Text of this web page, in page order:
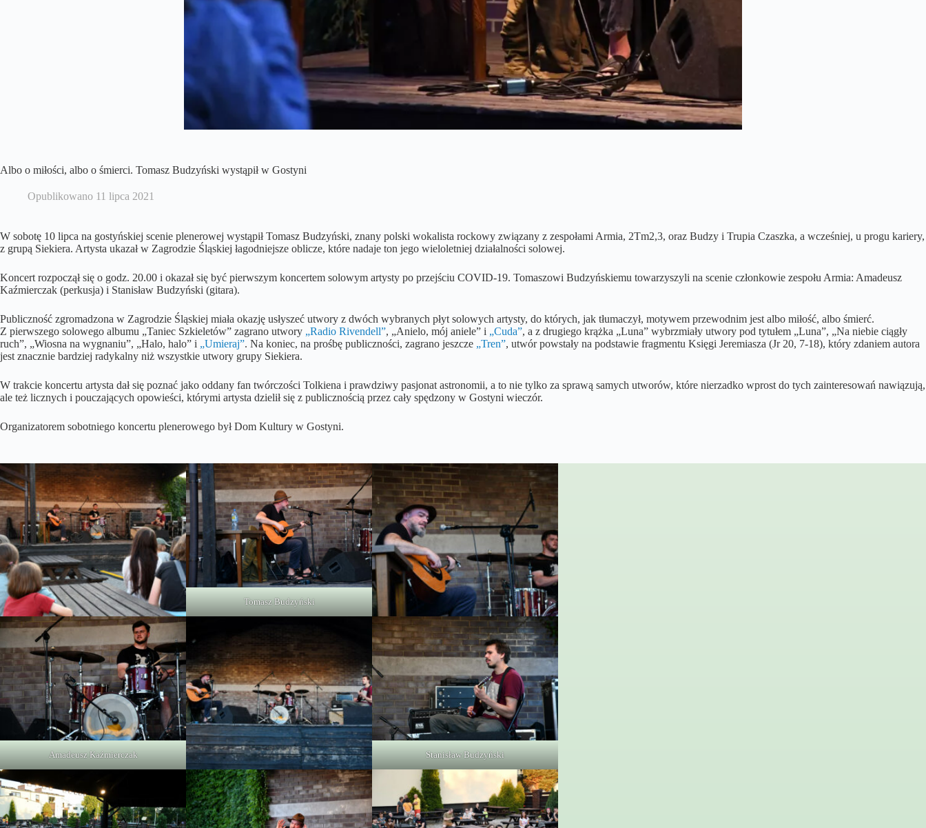
Albo o miłości, albo o śmierci. Tomasz Budzyński wystąpił w Gostyni
Opublikowano 11 lipca 2021
W sobotę 10 lipca na gostyńskiej scenie plenerowej wystąpił Tomasz Budzyński, znany polski wokalista rockowy związany z zespołami Armia, 2Tm2,3, oraz Budzy i Trupia Czaszka, a wcześniej, u progu kariery,
z grupą Siekiera. Artysta ukazał w Zagrodzie Śląskiej łagodniejsze oblicze, które nadaje ton jego wieloletniej działalności solowej.
Koncert rozpoczął się o godz. 20.00 i okazał się być pierwszym koncertem solowym artysty po przejściu COVID-19. Tomaszowi Budzyńskiemu towarzyszyli na scenie członkowie zespołu Armia: Amadeusz
Kaźmierczak (perkusja) i Stanisław Budzyński (gitara).
Publiczność zgromadzona w Zagrodzie Śląskiej miała okazję usłyszeć utwory z dwóch wybranych płyt solowych artysty, do których, jak tłumaczył, motywem przewodnim jest albo miłość, albo śmierć.
Z pierwszego solowego albumu „Taniec Szkieletów” zagrano utwory „Radio Rivendell”, „Anielo, mój aniele” i „Cuda”, a z drugiego krążka „Luna” wybrzmiały utwory pod tytułem „Luna”, „Na niebie ciągły
ruch”, „Wiosna na wygnaniu”, „Halo, halo” i „Umieraj”. Na koniec, na prośbę publiczności, zagrano jeszcze „Tren”, utwór powstały na podstawie fragmentu Księgi Jeremiasza (Jr 20, 7-18), który zdaniem autora
jest znacznie bardziej radykalny niż wszystkie utwory grupy Siekiera.
W trakcie koncertu artysta dał się poznać jako oddany fan twórczości Tolkiena i prawdziwy pasjonat astronomii, a to nie tylko za sprawą samych utworów, które nierzadko wprost do tych zainteresowań nawiązują,
ale też licznych i pouczających opowieści, którymi artysta dzielił się z publicznością przez cały spędzony w Gostyni wieczór.
Organizatorem sobotniego koncertu plenerowego był Dom Kultury w Gostyni.
Tomasz Budzyński
Amadeusz Kaźmierczak Stanisław Budzyński